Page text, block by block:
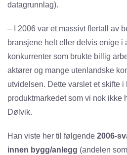
datagrunnlag).
– I 2006 var et massivt flertall av
bransjene helt eller delvis enige i
konkurrenter som brukte billig
aktører og mange utenlandske
utvidelsen. Dette varslet et skifte i
produktmarkedet som vi nok ikke
Dølvik.
Han viste her til følgende 2006-
innen bygg/anlegg (andelen